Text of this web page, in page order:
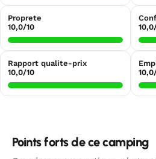
Proprete
10,0/10
Rapport qualite-prix
10,0/10
Points forts de ce camping